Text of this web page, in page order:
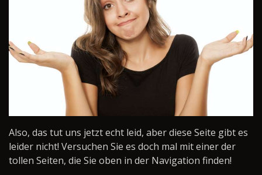
Also, das tut uns jetzt echt leid, aber diese Seite gibt es
leider nicht! Versuchen Sie es doch mal mit einer der
tollen Seiten, die Sie oben in der Navigation finden!